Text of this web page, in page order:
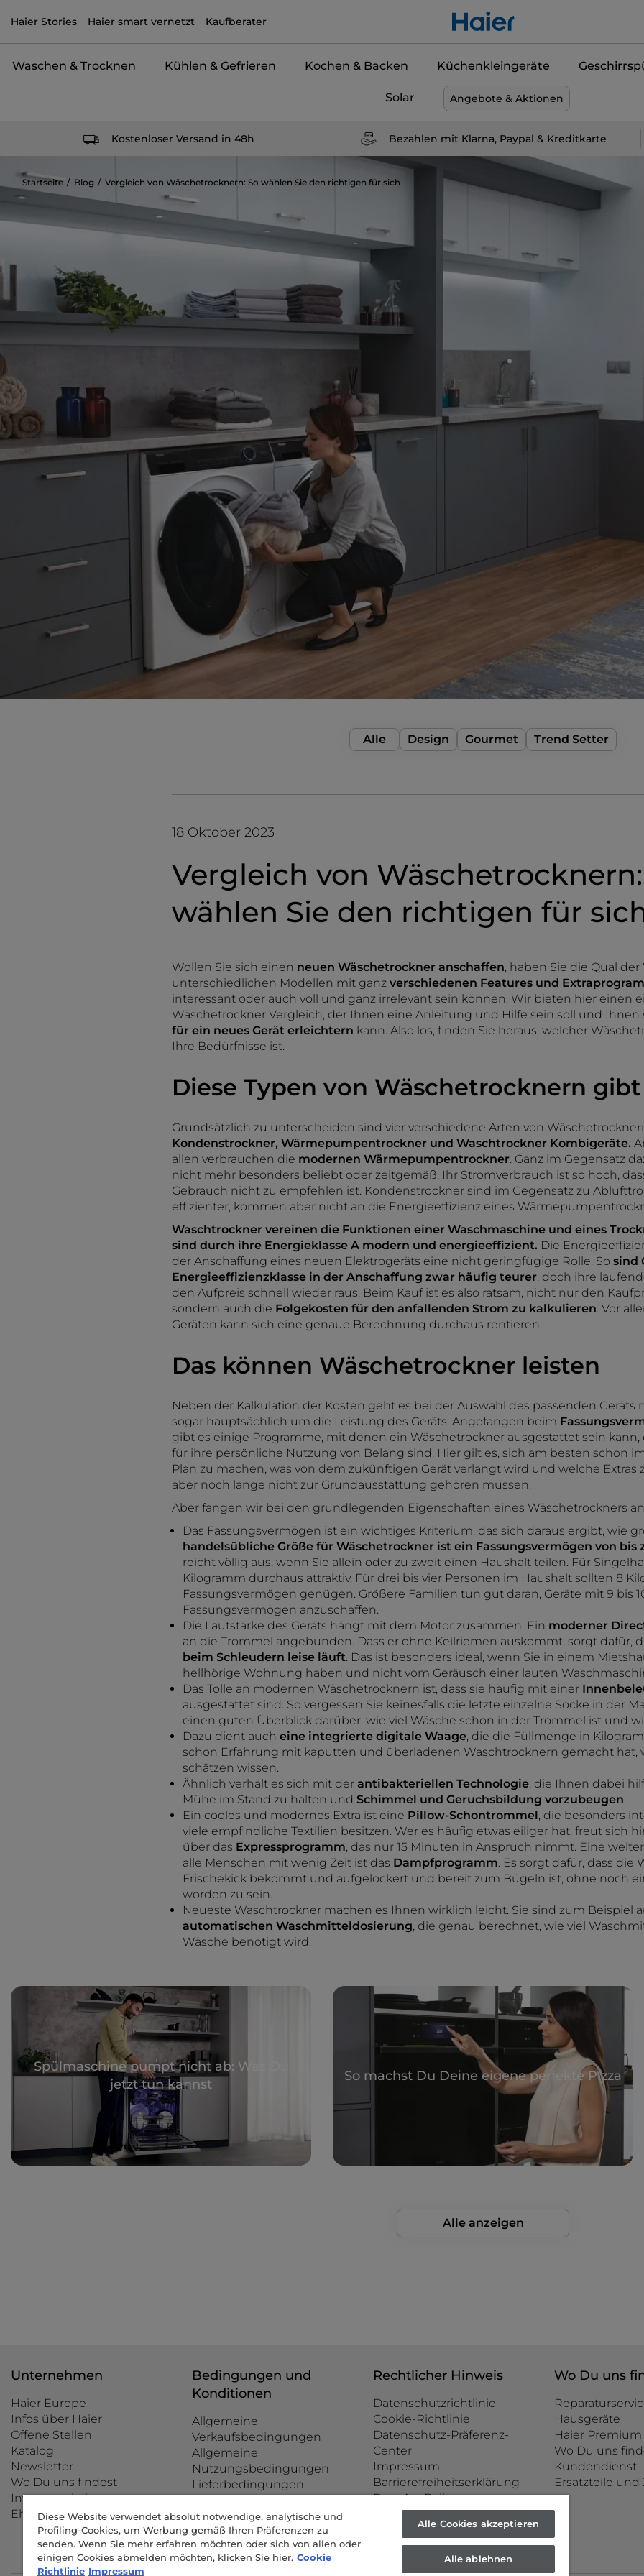
Haier Stories Haier smart vernetzt Kaufberater
Waschen & Trocknen Kühlen & Gefrieren Kochen & Backen Küchenkleingeräte
Solar Angebote & Aktionen
Kostenloser Versand in 48h Bezahlen mit Klarna, Paypal & Kreditkarte
Startseite Blog Vergleich von Wäschetrocknern: So wählen Sie den richtigen für sich
Alle Design Gourmet Trend Setter
18 Oktober 2023
Vergleich von
wählen Sie den richtigen für
Wollen Sie sich einen neuen Wäschetrockner anschaffen, haben Sie die Qual
unterschiedlichen Modellen mit ganz verschiedenen Features und
interessant oder auch voll und ganz irrelevant sein können. Wir bieten hier einen
Wäschetrockner Vergleich, der Ihnen eine Anleitung und Hilfe sein soll und Ihnen
für ein neues Gerät erleichtern kann. Also los, finden Sie heraus, welcher
Ihre Bedürfnisse ist.
Diese Typen von Wäschetrocknern gibt
Grundsätzlich zu unterscheiden sind vier verschiedene Arten von
Kondenstrockner, Wärmepumpentrockner und Waschtrockner Kombigeräte.
allen verbrauchen die modernen Wärmepumpentrockner. Ganz im Gegensatz
nicht mehr besonders beliebt oder zeitgemäß. Ihr Stromverbrauch ist so hoch,
Gebrauch nicht zu empfehlen ist. Kondenstrockner sind im Gegensatz zu
effizienter, kommen aber nicht an die Energieeffizienz eines
Waschtrockner vereinen die Funktionen einer Waschmaschine und eines
sind durch ihre Energieklasse A modern und energieeffizient. Die
der Anschaffung eines neuen Elektrogeräts eine nicht geringfügige Rolle. So sind
Energieeffizienzklasse in der Anschaffung zwar häufig teurer, doch ihre
den Aufpreis schnell wieder raus. Beim Kauf ist es also ratsam, nicht nur den
sondern auch die Folgekosten für den anfallenden Strom zu kalkulieren. Vor
Geräten kann sich eine genaue Berechnung durchaus rentieren.
Das können Wäschetrockner leisten
Neben der Kalkulation der Kosten geht es bei der Auswahl des passenden
sogar hauptsächlich um die Leistung des Geräts. Angefangen beim
gibt es einige Programme, mit denen ein Wäschetrockner ausgestattet sein
für ihre persönliche Nutzung von Belang sind. Hier gilt es, sich am besten schon
Plan zu machen, was von dem zukünftigen Gerät verlangt wird und welche Extras
aber noch lange nicht zur Grundausstattung gehören müssen.
Aber fangen wir bei den grundlegenden Eigenschaften eines Wäschetrockners
Das Fassungsvermögen ist ein wichtiges Kriterium, das sich daraus ergibt, wie
handelsübliche Größe für Wäschetrockner ist ein Fassungsvermögen von bis
reicht völlig aus, wenn Sie allein oder zu zweit einen Haushalt teilen. Für
Kilogramm durchaus attraktiv. Für drei bis vier Personen im Haushalt sollten 8
Fassungsvermögen genügen. Größere Familien tun gut daran, Geräte mit 9 bis
Fassungsvermögen anzuschaffen.
Die Lautstärke des Geräts hängt mit dem Motor zusammen. Ein moderner
an die Trommel angebunden. Dass er ohne Keilriemen auskommt, sorgt dafür,
beim Schleudern leise läuft. Das ist besonders ideal, wenn Sie in einem
hellhörige Wohnung haben und nicht vom Geräusch einer lauten
Das Tolle an modernen Wäschetrocknern ist, dass sie häufig mit einer
ausgestattet sind. So vergessen Sie keinesfalls die letzte einzelne Socke in der
einen guten Überblick darüber, wie viel Wäsche schon in der Trommel ist und
Dazu dient auch eine integrierte digitale Waage, die die Füllmenge in
schon Erfahrung mit kaputten und überladenen Waschtrocknern gemacht hat,
schätzen wissen.
Ähnlich verhält es sich mit der antibakteriellen Technologie, die Ihnen dabei
Mühe im Stand zu halten und Schimmel und Geruchsbildung vorzubeugen.
Ein cooles und modernes Extra ist eine Pillow-Schontrommel, die besonders
viele empfindliche Textilien besitzen. Wer es häufig etwas eiliger hat, freut sich
über das Expressprogramm, das nur 15 Minuten in Anspruch nimmt. Eine
alle Menschen mit wenig Zeit ist das Dampfprogramm. Es sorgt dafür, dass die
Frischekick bekommt und aufgelockert und bereit zum Bügeln ist, ohne noch
worden zu sein.
Neueste Waschtrockner machen es Ihnen wirklich leicht. Sie sind zum Beispiel
automatischen Waschmitteldosierung, die genau berechnet, wie viel
Wäsche benötigt wird.
Spülmaschine pumpt nicht ab: Was Du
jetzt tun kannst
So machst Du Deine eigene perfekte Pizza
Alle anzeigen
Unternehmen
Haier Europe
Infos über Haier
Offene Stellen
Katalog
Newsletter
Wo Du uns findest
Investor relations
Ehrenkodex
Bedingungen und
Konditionen
Allgemeine
Verkaufsbedingungen
Allgemeine
Nutzungsbedingungen
Lieferbedingungen
Zahlungsarten
Beilegung von
Streitigkeiten
Rechtlicher Hinweis
Datenschutzrichtlinie
Cookie-Richtlinie
Datenschutz-Präferenz-
Center
Impressum
Barrierefreiheitserklärung
Data Act Policy
Wo Du uns
Hausgeräte
Haier Premium
Wo Du uns
Kundendienst
Ersatzteile und
Diese Website verwendet absolut notwendige, analytische und
Profiling-Cookies, um Werbung gemäß Ihren Präferenzen zu
senden. Wenn Sie mehr erfahren möchten oder sich von allen oder
einigen Cookies abmelden möchten, klicken Sie hier. Cookie
Richtlinie Impressum
Alle Cookies akzeptieren
Alle ablehnen